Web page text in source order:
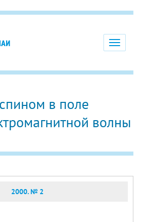
Toggle
в поле
волны
2000. № 2